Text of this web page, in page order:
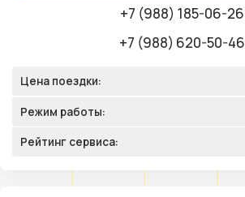
+7 (988) 185-06-26
+7 (988) 620-50-46
Цена поездки:
Режим работы:
Рейтинг сервиса: